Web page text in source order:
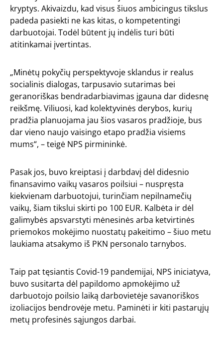
kryptys. Akivaizdu, kad visus šiuos ambicingus tikslus
padeda pasiekti ne kas kitas, o kompetentingi
darbuotojai. Todėl būtent jų indėlis turi būti
atitinkamai įvertintas.
„Minėtų pokyčių perspektyvoje sklandus ir realus
socialinis dialogas, tarpusavio sutarimas bei
geranoriškas bendradarbiavimas įgauna dar didesnę
reikšmę. Viliuosi, kad kolektyvinės derybos, kurių
pradžia planuojama jau šios vasaros pradžioje, bus
dar vieno naujo vaisingo etapo pradžia visiems
mums“, – teigė NPS pirmininkė.
Pasak jos, buvo kreiptasi į darbdavį dėl didesnio
finansavimo vaikų vasaros poilsiui – nuspręsta
kiekvienam darbuotojui, turinčiam nepilnamečių
vaikų, šiam tikslui skirti po 100 EUR. Kalbėta ir dėl
galimybės apsvarstyti mėnesinės arba ketvirtinės
priemokos mokėjimo nuostatų pakeitimo – šiuo metu
laukiama atsakymo iš PKN personalo tarnybos.
Taip pat tęsiantis Covid-19 pandemijai, NPS iniciatyva,
buvo susitarta dėl papildomo apmokėjimo už
darbuotojo poilsio laiką darbovietėje savanoriškos
izoliacijos bendrovėje metu. Paminėti ir kiti pastarųjų
metų profesinės sąjungos darbai.